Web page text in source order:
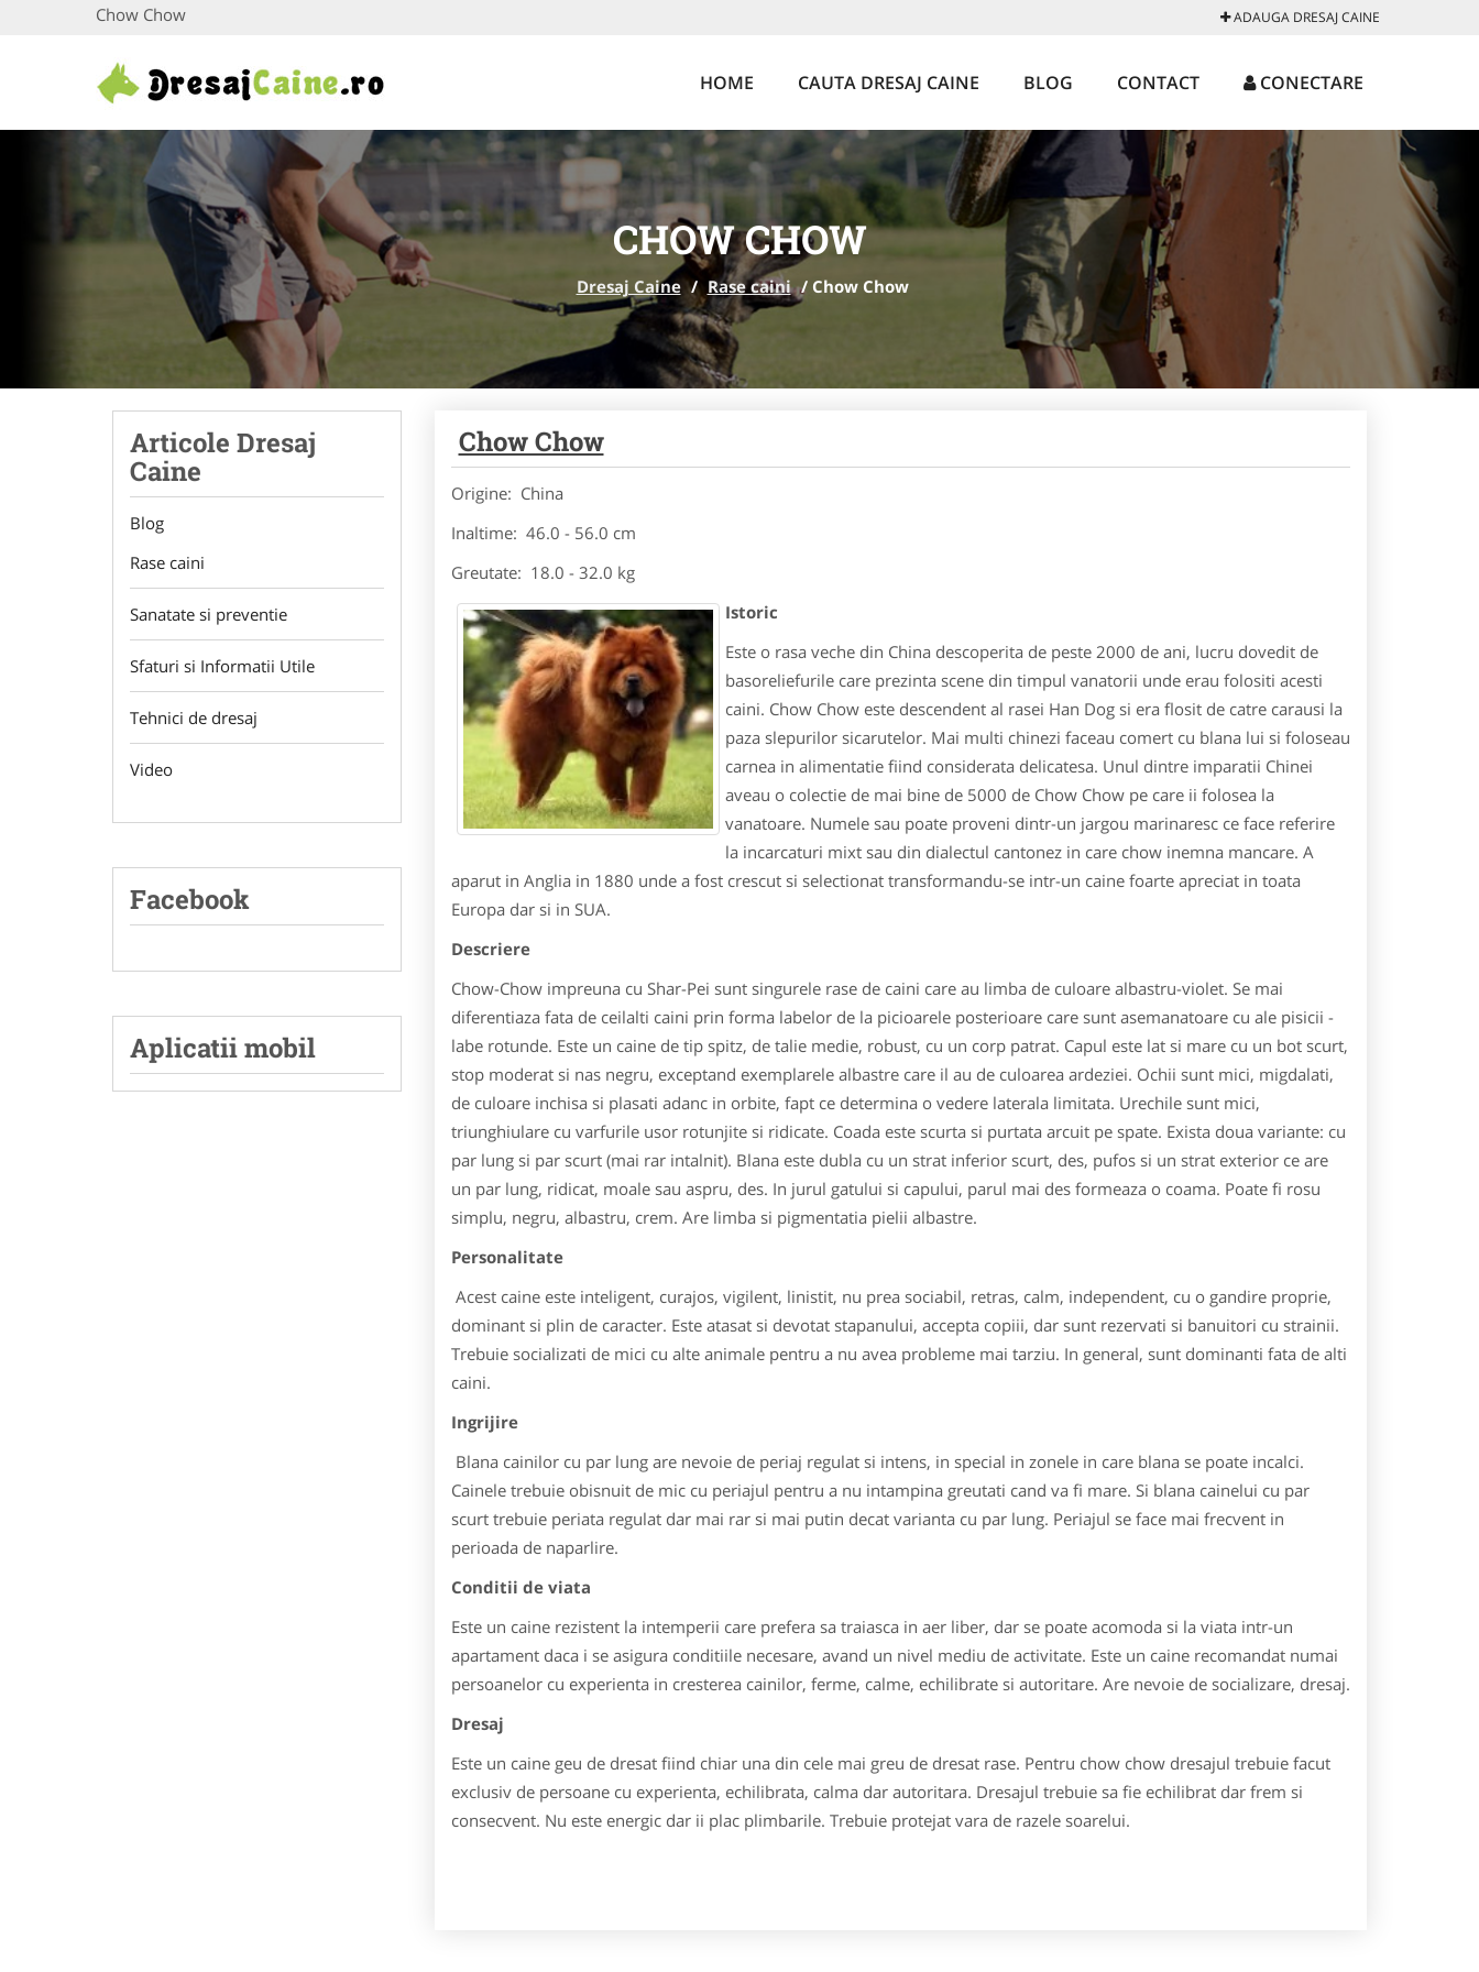
Chow Chow ADAUGA DRESAJ CAINE
HOME CAUTA DRESAJ CAINE BLOG CONTACT CONECTARE
CHOW CHOW
Dresaj Caine / Rase caini / Chow Chow
Articole Dresaj
Caine
Blog
Rase caini
Sanatate si preventie
Sfaturi si Informatii Utile
Tehnici de dresaj
Video
Facebook
Aplicatii mobil
Chow Chow
Origine: China
Inaltime: 46.0 - 56.0 cm
Greutate: 18.0 - 32.0 kg
Istoric
Este o rasa veche din China descoperita de peste 2000 de ani, lucru dovedit de
basoreliefurile care prezinta scene din timpul vanatorii unde erau folositi acesti
caini. Chow Chow este descendent al rasei Han Dog si era flosit de catre carausi la
paza slepurilor sicarutelor. Mai multi chinezi faceau comert cu blana lui si foloseau
carnea in alimentatie fiind considerata delicatesa. Unul dintre imparatii Chinei
aveau o colectie de mai bine de 5000 de Chow Chow pe care ii folosea la
vanatoare. Numele sau poate proveni dintr-un jargou marinaresc ce face referire
la incarcaturi mixt sau din dialectul cantonez in care chow inemna mancare. A
aparut in Anglia in 1880 unde a fost crescut si selectionat transformandu-se intr-un caine foarte apreciat in toata
Europa dar si in SUA.
Descriere
Chow-Chow impreuna cu Shar-Pei sunt singurele rase de caini care au limba de culoare albastru-violet. Se mai
diferentiaza fata de ceilalti caini prin forma labelor de la picioarele posterioare care sunt asemanatoare cu ale pisicii -
labe rotunde. Este un caine de tip spitz, de talie medie, robust, cu un corp patrat. Capul este lat si mare cu un bot scurt,
stop moderat si nas negru, exceptand exemplarele albastre care il au de culoarea ardeziei. Ochii sunt mici, migdalati,
de culoare inchisa si plasati adanc in orbite, fapt ce determina o vedere laterala limitata. Urechile sunt mici,
triunghiulare cu varfurile usor rotunjite si ridicate. Coada este scurta si purtata arcuit pe spate. Exista doua variante: cu
par lung si par scurt (mai rar intalnit). Blana este dubla cu un strat inferior scurt, des, pufos si un strat exterior ce are
un par lung, ridicat, moale sau aspru, des. In jurul gatului si capului, parul mai des formeaza o coama. Poate fi rosu
simplu, negru, albastru, crem. Are limba si pigmentatia pielii albastre.
Personalitate
Acest caine este inteligent, curajos, vigilent, linistit, nu prea sociabil, retras, calm, independent, cu o gandire proprie,
dominant si plin de caracter. Este atasat si devotat stapanului, accepta copiii, dar sunt rezervati si banuitori cu strainii.
Trebuie socializati de mici cu alte animale pentru a nu avea probleme mai tarziu. In general, sunt dominanti fata de alti
caini.
Ingrijire
Blana cainilor cu par lung are nevoie de periaj regulat si intens, in special in zonele in care blana se poate incalci.
Cainele trebuie obisnuit de mic cu periajul pentru a nu intampina greutati cand va fi mare. Si blana cainelui cu par
scurt trebuie periata regulat dar mai rar si mai putin decat varianta cu par lung. Periajul se face mai frecvent in
perioada de naparlire.
Conditii de viata
Este un caine rezistent la intemperii care prefera sa traiasca in aer liber, dar se poate acomoda si la viata intr-un
apartament daca i se asigura conditiile necesare, avand un nivel mediu de activitate. Este un caine recomandat numai
persoanelor cu experienta in cresterea cainilor, ferme, calme, echilibrate si autoritare. Are nevoie de socializare, dresaj.
Dresaj
Este un caine geu de dresat fiind chiar una din cele mai greu de dresat rase. Pentru chow chow dresajul trebuie facut
exclusiv de persoane cu experienta, echilibrata, calma dar autoritara. Dresajul trebuie sa fie echilibrat dar frem si
consecvent. Nu este energic dar ii plac plimbarile. Trebuie protejat vara de razele soarelui.